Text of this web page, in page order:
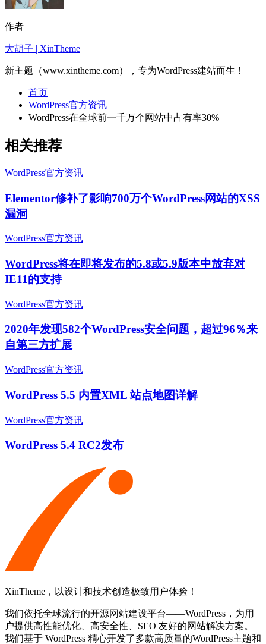
作者
大胡子 | XinTheme
新主题（www.xintheme.com），专为WordPress建站而生！
首页
WordPress官方资讯
WordPress在全球前一千万个网站中占有率30%
相关推荐
WordPress官方资讯
Elementor修补了影响700万个WordPress网站的XSS
漏洞
WordPress官方资讯
WordPress将在即将发布的5.8或5.9版本中放弃对
IE11的支持
WordPress官方资讯
2020年发现582个WordPress安全问题，超过96％来
自第三方扩展
WordPress官方资讯
WordPress 5.5 内置XML 站点地图详解
WordPress官方资讯
WordPress 5.4 RC2发布
XinTheme，以设计和技术创造极致用户体验！
我们依托全球流行的开源网站建设平台——WordPress，为用
户提供高性能优化、高安全性、SEO 友好的网站解决方案。
我们基于 WordPress 精心开发了多款高质量的WordPress主题和